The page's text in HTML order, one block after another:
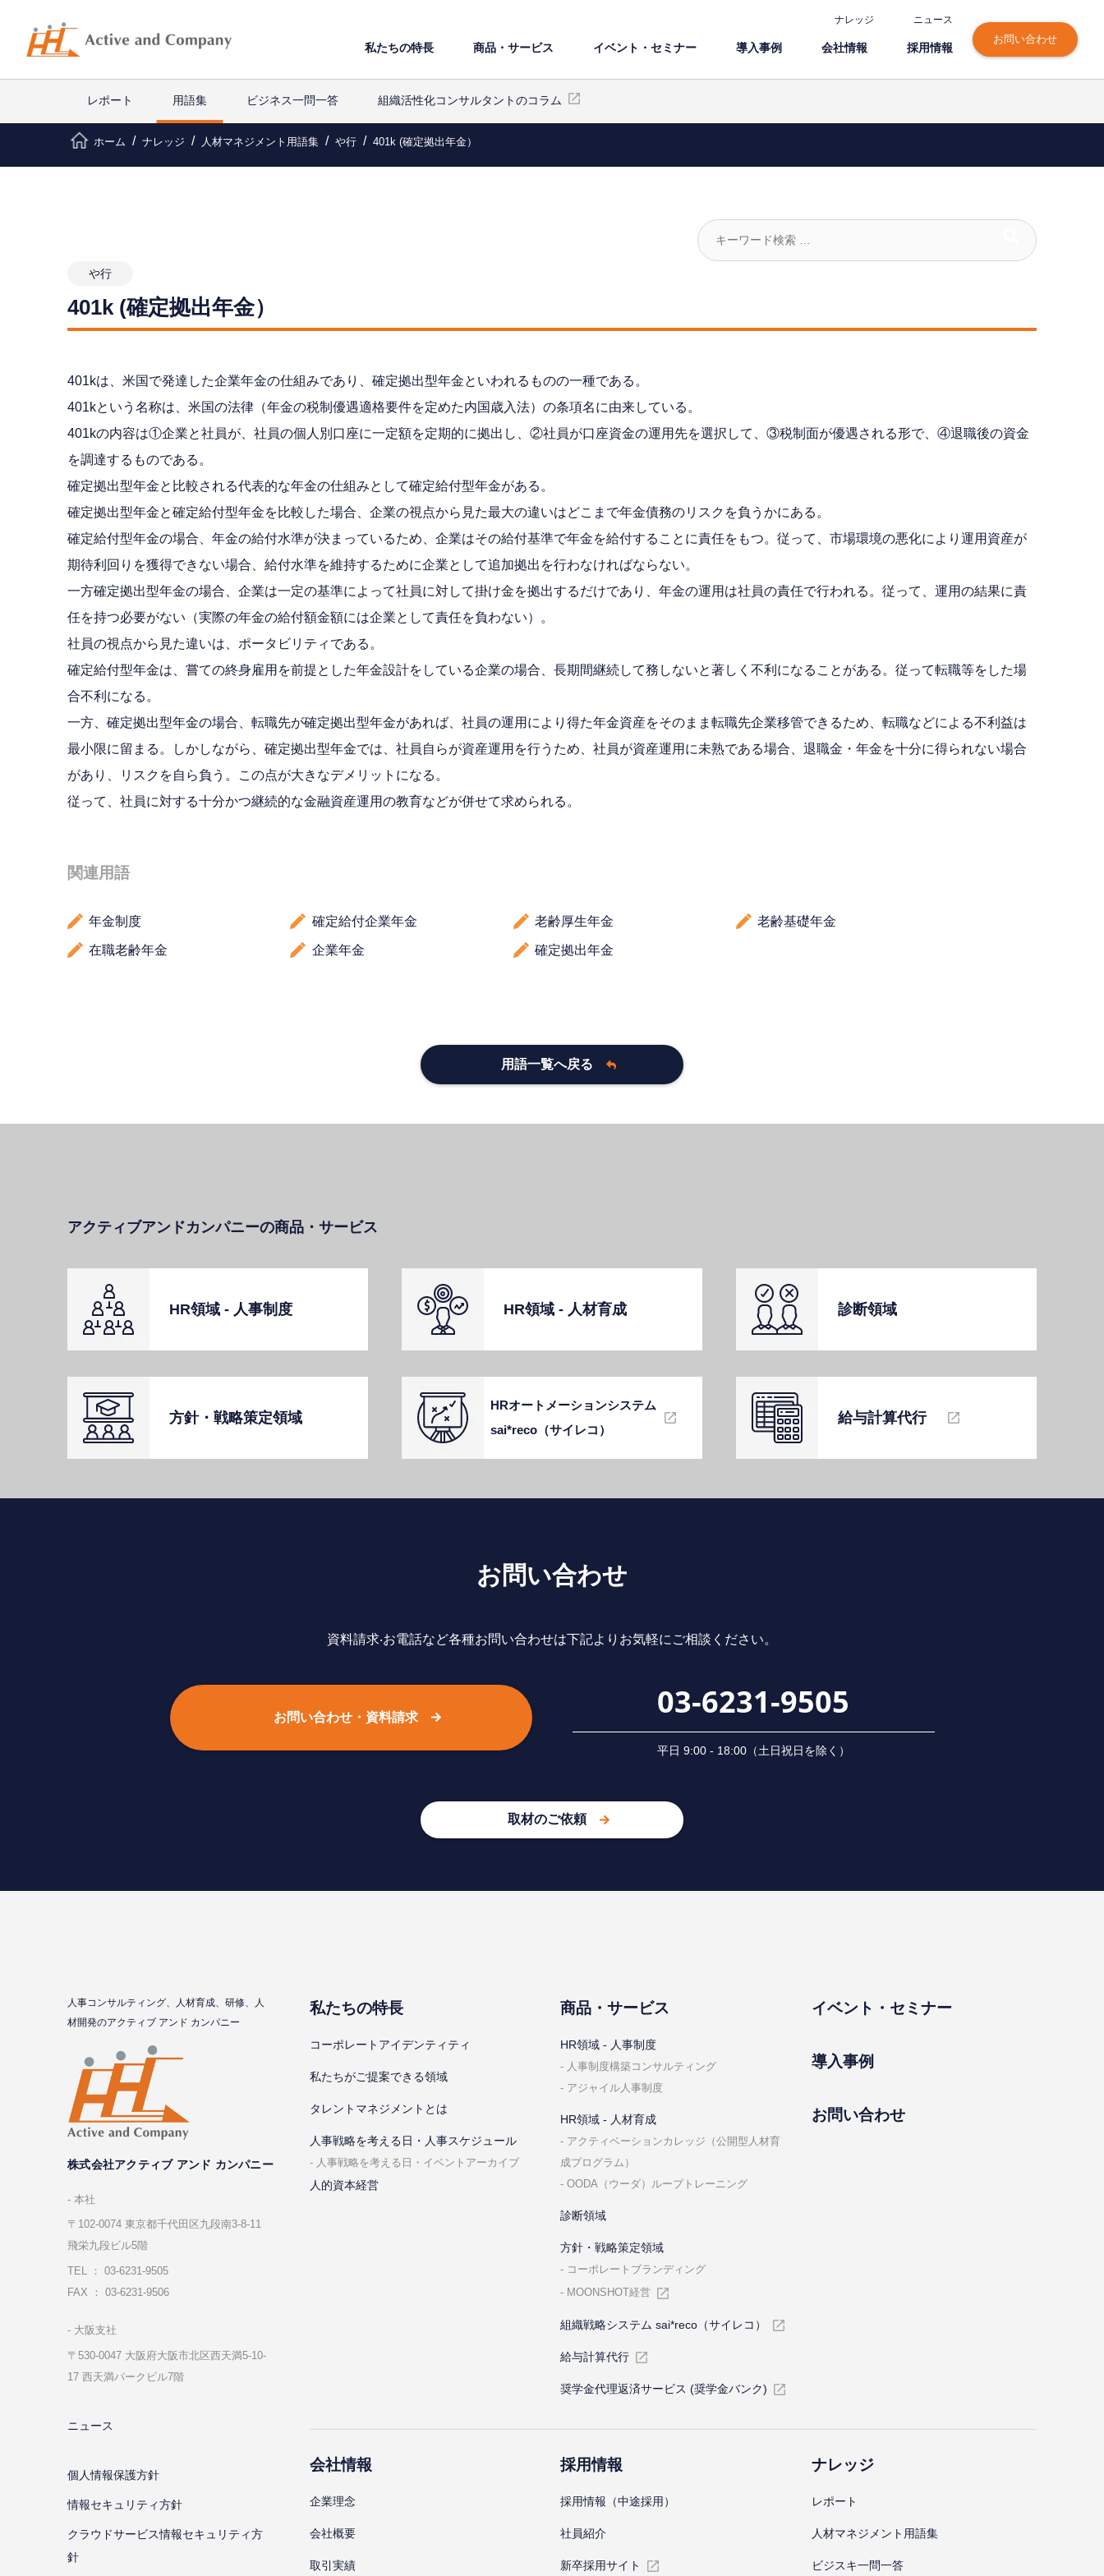
ナレッジ ニュース
私たちの特⻑ 商品・サービス イベント・セミナー 導⼊事例 会社情報 採⽤情報
お問い合わせ
レポート 用語集 ビジネス一問一答 組織活性化コンサルタントのコラム
ホーム ナレッジ 人材マネジメント用語集 や行 401k (確定拠出年金）
や行
401k (確定拠出年金）
401kは、米国で発達した企業年金の仕組みであり、確定拠出型年金といわれるものの一種である。
401kという名称は、米国の法律（年金の税制優遇適格要件を定めた内国歳入法）の条項名に由来している。
401kの内容は①企業と社員が、社員の個人別口座に一定額を定期的に拠出し、②社員が口座資金の運用先を選択して、③税制面が優遇される形で、④退職後の資金
を調達するものである。
確定拠出型年金と比較される代表的な年金の仕組みとして確定給付型年金がある。
確定拠出型年金と確定給付型年金を比較した場合、企業の視点から見た最大の違いはどこまで年金債務のリスクを負うかにある。
確定給付型年金の場合、年金の給付水準が決まっているため、企業はその給付基準で年金を給付することに責任をもつ。従って、市場環境の悪化により運用資産が
期待利回りを獲得できない場合、給付水準を維持するために企業として追加拠出を行わなければならない。
一方確定拠出型年金の場合、企業は一定の基準によって社員に対して掛け金を拠出するだけであり、年金の運用は社員の責任で行われる。従って、運用の結果に責
任を持つ必要がない（実際の年金の給付額金額には企業として責任を負わない）。
社員の視点から見た違いは、ポータビリティである。
確定給付型年金は、嘗ての終身雇用を前提とした年金設計をしている企業の場合、長期間継続して務しないと著しく不利になることがある。従って転職等をした場
合不利になる。
一方、確定拠出型年金の場合、転職先が確定拠出型年金があれば、社員の運用により得た年金資産をそのまま転職先企業移管できるため、転職などによる不利益は
最小限に留まる。しかしながら、確定拠出型年金では、社員自らが資産運用を行うため、社員が資産運用に未熟である場合、退職金・年金を十分に得られない場合
があり、リスクを自ら負う。この点が大きなデメリットになる。
従って、社員に対する十分かつ継続的な金融資産運用の教育などが併せて求められる。
関連用語
年金制度 確定給付企業年金 老齢厚生年金 老齢基礎年金
在職老齢年金 企業年金 確定拠出年金
用語一覧へ戻る
アクティブアンドカンパニーの商品・サービス
HR領域 - ⼈事制度 HR領域 - ⼈材育成 診断領域
⽅針・戦略策定領域
HRオートメーションシステム
sai*reco（サイレコ）
給与計算代⾏
お問い合わせ
資料請求‧お電話など各種お問い合わせは下記よりお気軽にご相談ください。
お問い合わせ・資料請求 03-6231-9505
平⽇ 9:00 - 18:00（⼟⽇祝⽇を除く）
取材のご依頼
⼈事コンサルティング、⼈材育成、研修、⼈
材開発のアクティブ アンド カンパニー
株式会社アクティブ アンド カンパニー
本社
〒102-0074 東京都千代⽥区九段南3-8-11
飛栄九段ビル5階
TEL ： 03-6231-9505
FAX ： 03-6231-9506
⼤阪⽀社
〒530-0047 ⼤阪府⼤阪市北区⻄天満5-10-
17 ⻄天満パークビル7階
ニュース
個⼈情報保護⽅針
情報セキュリティ⽅針
クラウドサービス情報セキュリティ方
針
私たちの特⻑
コーポレートアイデンティティ
私たちがご提案できる領域
タレントマネジメントとは
⼈事戦略を考える⽇・⼈事スケジュール
⼈事戦略を考える⽇・イベントアーカイブ
人的資本経営
商品・サービス
HR領域 - ⼈事制度
⼈事制度構築コンサルティング
アジャイル⼈事制度
HR領域 - ⼈材育成
アクティベーションカレッジ（公開型⼈材育
成プログラム）
OODA（ウーダ）ループトレーニング
診断領域
⽅針・戦略策定領域
コーポレートブランディング
MOONSHOT経営
組織戦略システム sai*reco（サイレコ）
給与計算代⾏
奨学金代理返済サービス (奨学金バンク)
イベント・セミナー
導⼊事例
お問い合わせ
会社情報
企業理念
会社概要
取引実績
採⽤情報
採⽤情報（中途採⽤）
社員紹介
新卒採⽤サイト
ナレッジ
レポート
⼈材マネジメント⽤語集
ビジスキ⼀問⼀答